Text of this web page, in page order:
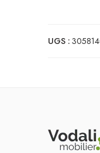
UGS :